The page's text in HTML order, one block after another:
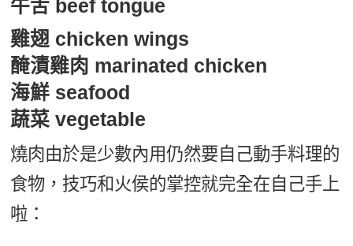
牛舌 beef tongue
雞翅 chicken wings
醃漬雞肉 marinated chicken
海鮮 seafood
蔬菜 vegetable
燒肉由於是少數內用仍然要自己動手料理的
食物，技巧和火侯的掌控就完全在自己手上
啦：